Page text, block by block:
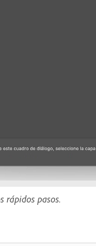
rápidos pasos.